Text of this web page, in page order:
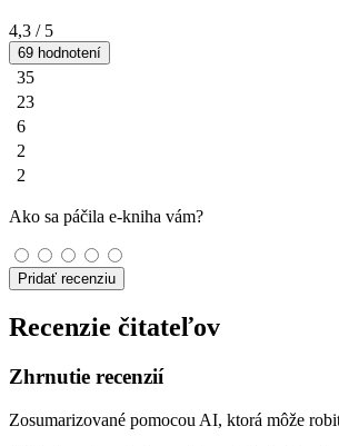
4,3 / 5
69 hodnotení
35
23
6
2
2
Ako sa páčila e-kniha vám?
Pridať recenziu
Recenzie čitateľov
Zhrnutie recenzií
Zosumarizované pomocou AI, ktorá môže